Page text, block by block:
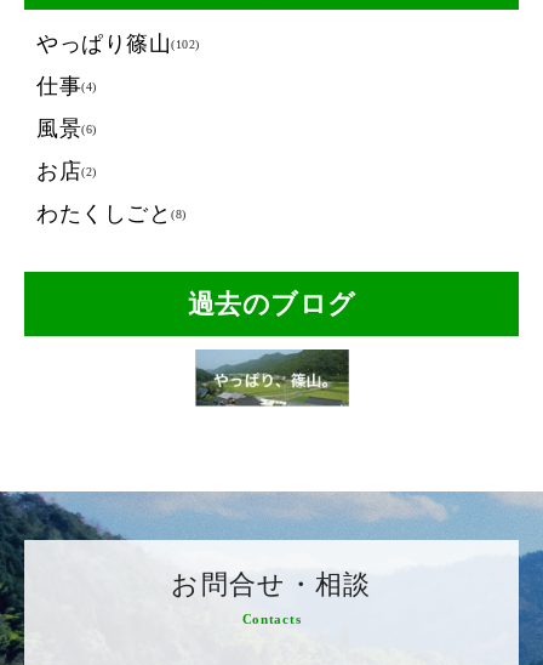
やっぱり篠山(102)
仕事(4)
風景(6)
お店(2)
わたくしごと (8)
過去のブログ
お問合せ・相談
Contacts